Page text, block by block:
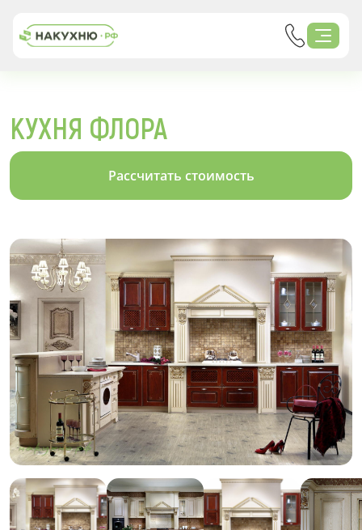
КУХНЯ ФЛОРА
Рассчитать стоимость